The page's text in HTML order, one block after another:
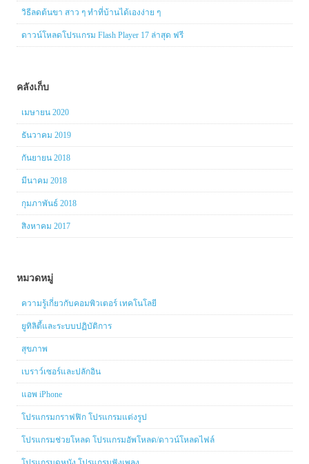
วิธีลดต้นขา สาว ๆ ทำที่บ้านได้เองง่าย ๆ
ดาวน์โหลดโปรแกรม Flash Player 17 ล่าสุด ฟรี
คลังเก็บ
เมษายน 2020
ธันวาคม 2019
กันยายน 2018
มีนาคม 2018
กุมภาพันธ์ 2018
สิงหาคม 2017
หมวดหมู่
ความรู้เกี่ยวกับคอมพิวเตอร์ เทคโนโลยี
ยูทิลิตี้และระบบปฏิบัติการ
สุขภาพ
เบราว์เซอร์และปลักอิน
แอพ iPhone
โปรแกรมกราฟฟิก โปรแกรมแต่งรูป
โปรแกรมช่วยโหลด โปรแกรมอัพโหลด/ดาวน์โหลดไฟล์